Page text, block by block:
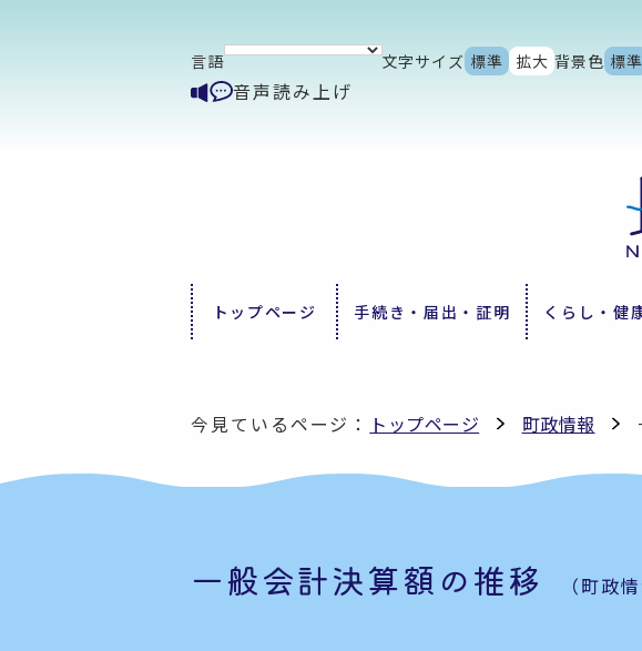
言語 文字サイズ 標準 拡大 背景色 標準
音声読み上げ
トップページ 手続き・届出・証明 くらし・健
今見ているページ： トップページ 町政情報
一般会計決算額の推移 （町政情